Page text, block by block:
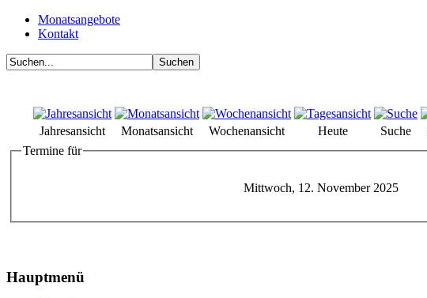
Monatsangebote
Kontakt
Jahresansicht Monatsansicht Wochenansicht Heute Suche
Termine für
Mittwoch, 12. November 2025
Hauptmenü